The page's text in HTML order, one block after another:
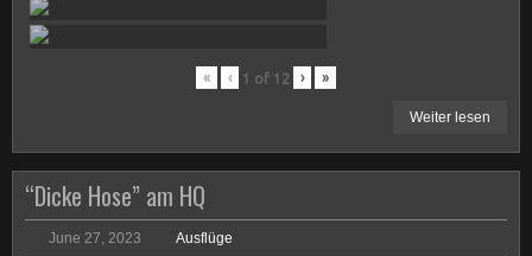
« ‹ 1 of 12 › »
Weiter lesen
“Dicke Hose” am HQ
June 27, 2023 Ausflüge